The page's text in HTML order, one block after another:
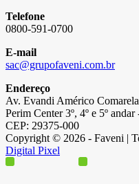
Telefone
0800-591-0700
E-mail
sac@grupofaveni.com.br
Endereço
Av. Evandi Américo
Perim Center 3º, 4º e 5º
CEP: 29375-000
Copyright © 2026 - Faveni |
Digital Pixel